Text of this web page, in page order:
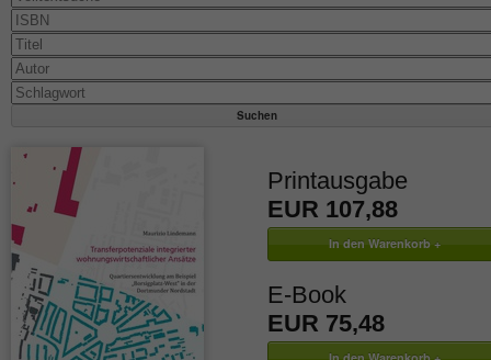
Printausgabe
EUR 107,88
E-Book
EUR 75,48